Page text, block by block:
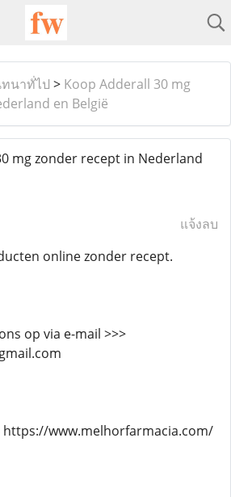
นาทั่ไป > Koop Adderall 30 mg
en België
mg zonder recept in Nederland
แจ้งลบ
online zonder recept.
op via e-mail >>>
https://www.melhorfarmacia.com/